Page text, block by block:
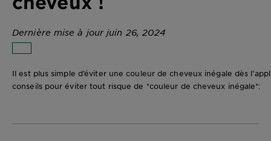
SERVICES
&
DIAGNOSTICS
Dernière mise à jour juin 26, 2024
Il est plus simple d’éviter une couleur de cheveux inégale dès
conseils pour éviter tout risque de *couleur de cheveux inégale*: